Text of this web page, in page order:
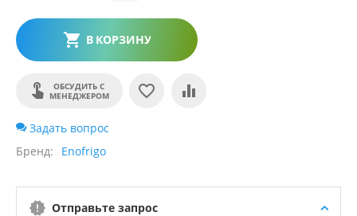
В КОРЗИНУ
ОБСУДИТЬ С
МЕНЕДЖЕРОМ
Задать вопрос
Бренд
Enofrigo
Отправьте запрос